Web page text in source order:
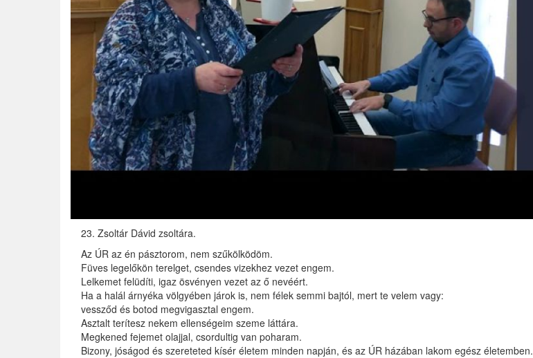
23. Zsoltár Dávid zsoltára.
Az ÚR az én pásztorom, nem szűkölködöm.
Füves legelőkön terelget, csendes vizekhez vezet engem.
Lelkemet felüdíti, igaz ösvényen vezet az ő nevéért.
Ha a halál árnyéka völgyében járok is, nem félek semmi bajtól, mert te velem vagy:
vessződ és botod megvigasztal engem.
Asztalt terítesz nekem ellenségeim szeme láttára.
Megkened fejemet olajjal, csordultig van poharam.
Bizony, jóságod és szereteted kísér életem minden napján, és az ÚR házában lakom egész életemben.